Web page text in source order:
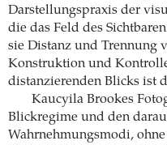
Darstellungspraxis der
die das Feld des
sie Distanz und Trennung
Konstruktion und
distanzierenden Blicks ist
Kaucyila Brookes
Blickregime und den
Wahrnehmungsmodi,